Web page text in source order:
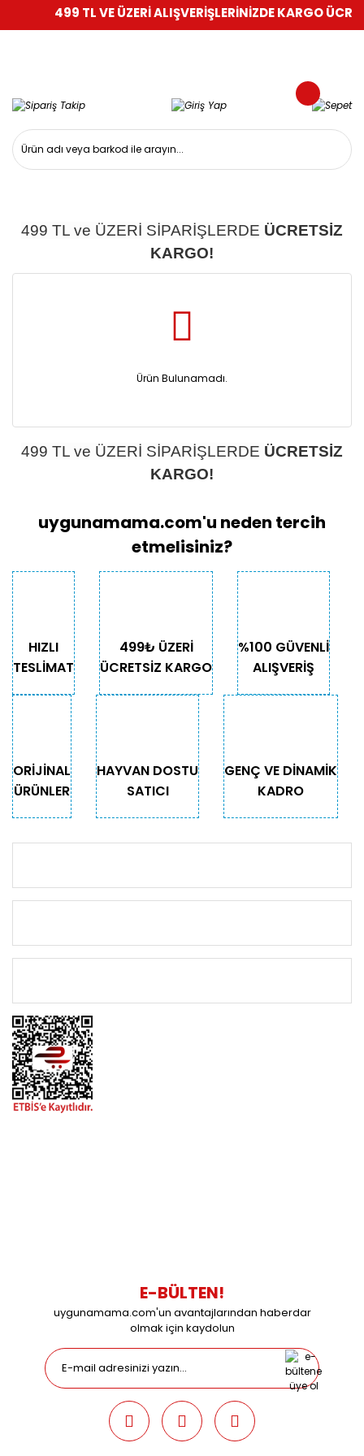
499 TL VE ÜZERİ ALIŞVERİŞLERİNİZDE KARGO
499 TL ve ÜZERİ SİPARİŞLERDE ÜCRETSİZ
KARGO!
Ürün Bulunamadı.
499 TL ve ÜZERİ SİPARİŞLERDE ÜCRETSİZ
KARGO!
uygunamama.com'u neden tercih
etmelisiniz?
HIZLI
TESLİMAT
499₺ ÜZERİ
ÜCRETSİZ KARGO
%100 GÜVENLİ
ALIŞVERİŞ
ORİJİNAL
ÜRÜNLER
HAYVAN DOSTU
SATICI
GENÇ VE DİNAMİK
KADRO
E-BÜLTEN!
uygunamama.com'un avantajlarından haberdar
olmak için kaydolun